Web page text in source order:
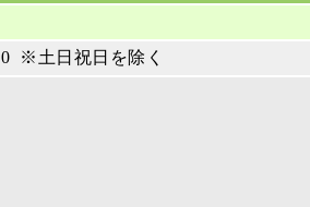
※土日祝日を除く